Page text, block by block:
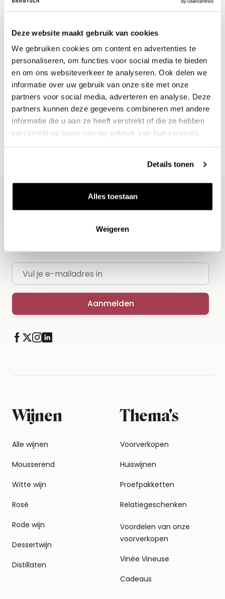
Deze website maakt gebruik van cookies
We gebruiken cookies om content en advertenties te
personaliseren, om functies voor social media te bieden
en om ons websiteverkeer te analyseren. Ook delen we
informatie over uw gebruik van onze site met onze
partners voor social media, adverteren en analyse. Deze
partners kunnen deze gegevens combineren met andere
informatie die u aan ze heeft verstrekt of die ze hebben
verzameld op basis van uw gebruik van hun services.
Details tonen
Alles toestaan
Weigeren
Nieuws & inspiratie in Vineé Vineuse
Alle wijnen direct van de wijnboer
Vandaag voor 12.00 uur besteld, morgen in huis
Gratis thuisbezorgd vanaf €115,00
Blijf op de hoogte
Ontvang het laatste wijnnieuws, proeverijen en
E-mailadres
Aanmelden
Wijnen
Alle wijnen
Mousserend
Witte wijn
Rosé
Rode wijn
Dessertwijn
Distillaten
Thema's
Voorverkopen
Huiswijnen
Proefpakketten
Relatiegeschenken
Voordelen van onze
voorverkopen
Vinée Vineuse
Cadeaus